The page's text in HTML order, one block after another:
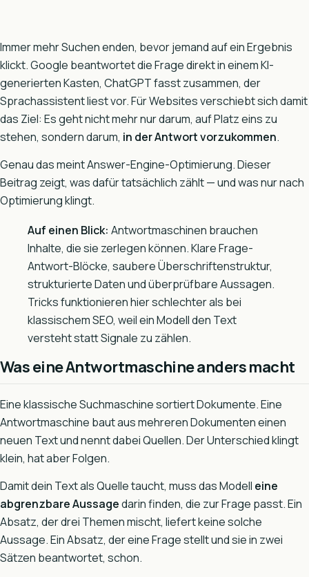
Immer mehr Suchen enden, bevor jemand auf ein Ergebnis
klickt. Google beantwortet die Frage direkt in einem KI-
generierten Kasten, ChatGPT fasst zusammen, der
Sprachassistent liest vor. Für Websites verschiebt sich damit
das Ziel: Es geht nicht mehr nur darum, auf Platz eins zu
stehen, sondern darum, in der Antwort vorzukommen.
Genau das meint Answer-Engine-Optimierung. Dieser
Beitrag zeigt, was dafür tatsächlich zählt — und was nur nach
Optimierung klingt.
Auf einen Blick: Antwortmaschinen brauchen
Inhalte, die sie zerlegen können. Klare Frage-
Antwort-Blöcke, saubere Überschriftenstruktur,
strukturierte Daten und überprüfbare Aussagen.
Tricks funktionieren hier schlechter als bei
klassischem SEO, weil ein Modell den Text
versteht statt Signale zu zählen.
Was eine Antwortmaschine anders macht
Eine klassische Suchmaschine sortiert Dokumente. Eine
Antwortmaschine baut aus mehreren Dokumenten einen
neuen Text und nennt dabei Quellen. Der Unterschied klingt
klein, hat aber Folgen.
Damit dein Text als Quelle taucht, muss das Modell eine
abgrenzbare Aussagedarin finden, die zur Frage passt. Ein
Absatz, der drei Themen mischt, liefert keine solche
Aussage. Ein Absatz, der eine Frage stellt und sie in zwei
Sätzen beantwortet, schon.